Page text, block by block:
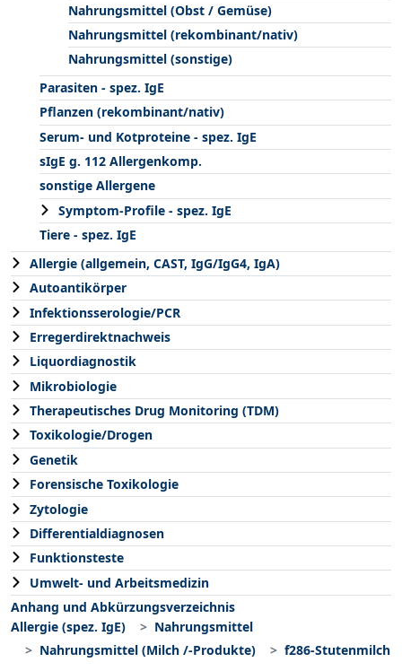
Nahrungsmittel (Obst / Gemüse)
Nahrungsmittel (rekombinant/nativ)
Nahrungsmittel (sonstige)
Parasiten - spez. IgE
Pflanzen (rekombinant/nativ)
Serum- und Kotproteine - spez. IgE
sIgE g. 112 Allergenkomp.
sonstige Allergene
Symptom-Profile - spez. IgE
Tiere - spez. IgE
Allergie (allgemein, CAST, IgG/IgG4, IgA)
Autoantikörper
Infektionsserologie/PCR
Erregerdirektnachweis
Liquordiagnostik
Mikrobiologie
Therapeutisches Drug Monitoring (TDM)
Toxikologie/Drogen
Genetik
Forensische Toxikologie
Zytologie
Differentialdiagnosen
Funktionsteste
Umwelt- und Arbeitsmedizin
Anhang und Abkürzungsverzeichnis
Allergie (spez. IgE)
Nahrungsmittel
Nahrungsmittel (Milch /-Produkte)
f286-Stutenmilch